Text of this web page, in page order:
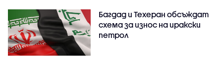
Багдад и Техеран обсъждат
схема за износ на иракски
петрол